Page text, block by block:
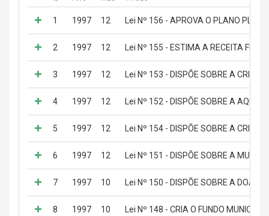
1 1997 12 Lei Nº 156 - APROVA O PLANO
2 1997 12 Lei Nº 155 - ESTIMA A RECEITA FIXA
3 1997 12 Lei Nº 153 - DISPÕE SOBRE A
4 1997 12 Lei Nº 152 - DISPÕE SOBRE A
5 1997 12 Lei Nº 154 - DISPÕE SOBRE A
6 1997 12 Lei Nº 151 - DISPÕE SOBRE A
7 1997 10 Lei Nº 150 - DISPÕE SOBRE A
8 1997 10 Lei Nº 148 - CRIA O FUNDO